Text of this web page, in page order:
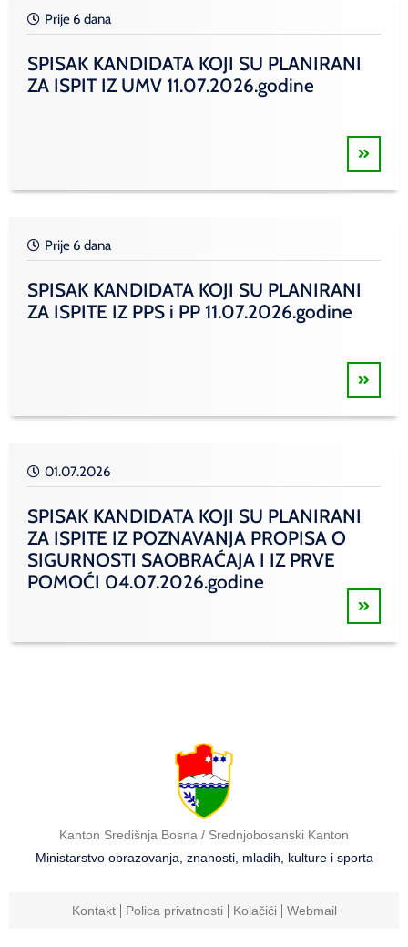
Prije 6 dana
SPISAK KANDIDATA KOJI SU PLANIRANI
ZA ISPIT IZ UMV 11.07.2026.godine
Prije 6 dana
SPISAK KANDIDATA KOJI SU PLANIRANI
ZA ISPITE IZ PPS i PP 11.07.2026.godine
01.07.2026
SPISAK KANDIDATA KOJI SU PLANIRANI
ZA ISPITE IZ POZNAVANJA PROPISA O
SIGURNOSTI SAOBRAĆAJA I IZ PRVE
POMOĆI 04.07.2026.godine
Kanton Središnja Bosna / Srednjobosanski Kanton
Ministarstvo obrazovanja, znanosti, mladih, kulture i sporta
Kontakt Polica privatnosti Kolačići Webmail